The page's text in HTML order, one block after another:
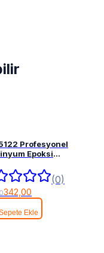
Profesyonel
Epoksi
(0)
342,00
Ekle